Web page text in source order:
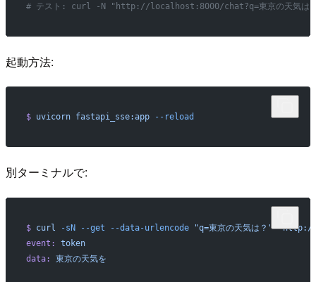
# テスト: curl -N "http://localhost:8000/chat?q=東京の天気は
起動方法:
$ uvicorn fastapi_sse:app --reload
別ターミナルで:
$ curl -sN --get --data-urlencode "q=東京の天気は？" "http://
event:
token
data:
東京の天気を